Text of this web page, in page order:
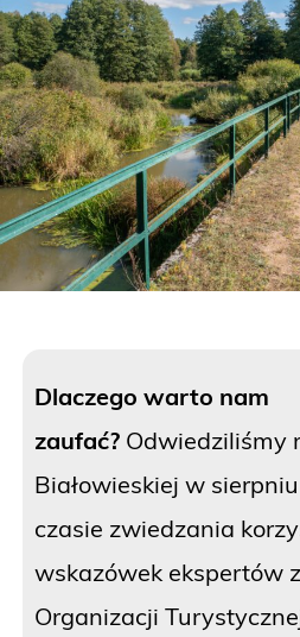
Dlaczego warto nam
zaufać? Odwiedziliśmy
Białowieskiej w
czasie zwiedzania
wskazówek ekspertów
Organizacji